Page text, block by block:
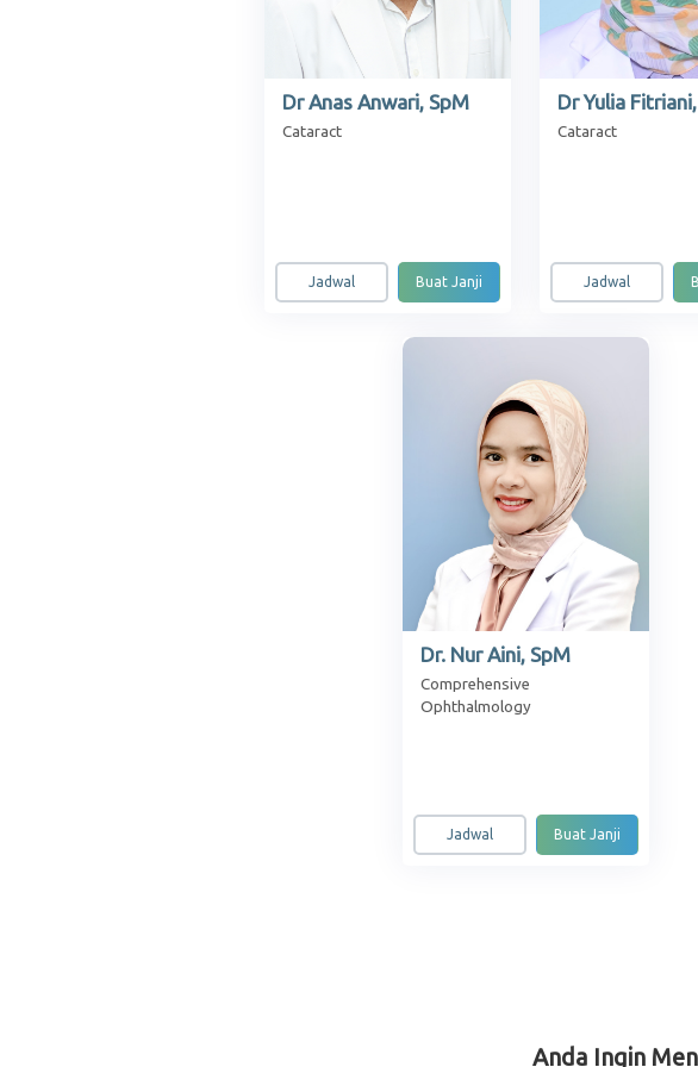
Dr Anas Anwari, SpM
Cataract
Jadwal Buat Janji
Dr Yulia
Cataract
Jadwal
Dr. Nur Aini, SpM
Comprehensive
Ophthalmology
Jadwal Buat Janji
Anda Ingin